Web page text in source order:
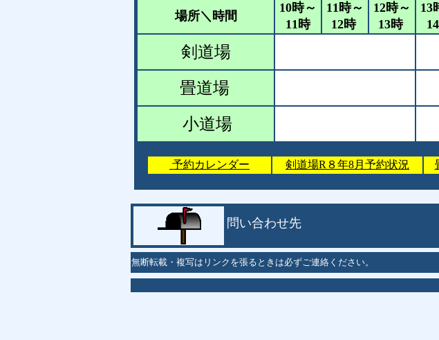
場所＼時間
10時～
11時
11時～
12時
12時～
13時
13
剣道場
畳道場
小道場
予約カレンダー 剣道場R８年8月予約状況
問い合わせ先
無断転載・複写はリンクを張るときは必ずご連絡ください。